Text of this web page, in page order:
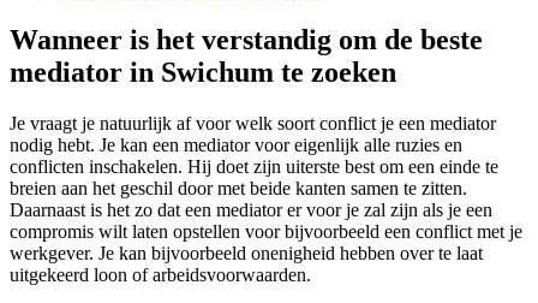
Wanneer is het verstandig om de beste
mediator in Swichum te zoeken
Je vraagt je natuurlijk af voor welk soort conflict je een mediator
nodig hebt. Je kan een mediator voor eigenlijk alle ruzies en
conflicten inschakelen. Hij doet zijn uiterste best om een einde te
breien aan het geschil door met beide kanten samen te zitten.
Daarnaast is het zo dat een mediator er voor je zal zijn als je een
compromis wilt laten opstellen voor bijvoorbeeld een conflict met je
werkgever. Je kan bijvoorbeeld onenigheid hebben over te laat
uitgekeerd loon of arbeidsvoorwaarden.